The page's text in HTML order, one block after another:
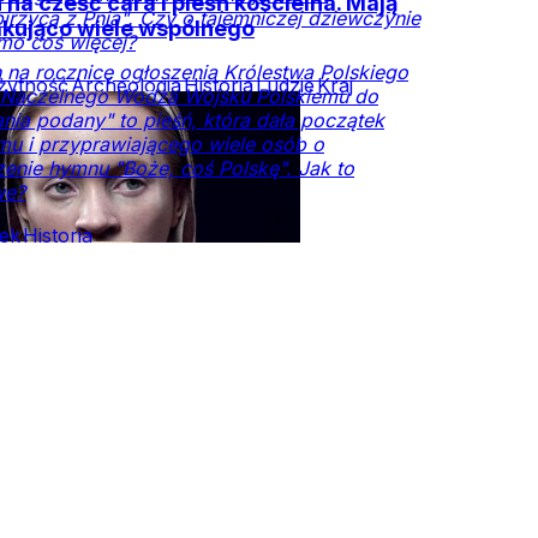
z Pnia". Czy o tajemniczej dziewczynie
coś więcej?
ArcheologiaHistoriaLudzieKraj
wiele wspólnego
na rocznicę ogłoszenia Królestwa Polskiego
Wodza Wojsku Polskiemu do
podany" to pieśń, która dała początek
i przyprawiającego wiele osób o
hymnu "Boże, coś Polskę". Jak to
Historia